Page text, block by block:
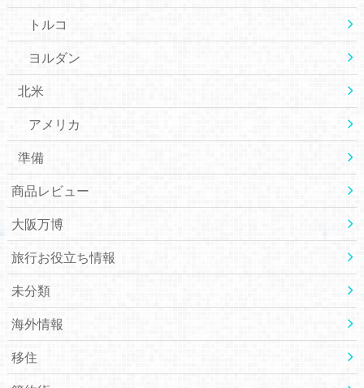
トルコ
ヨルダン
北米
アメリカ
準備
商品レビュー
大阪万博
旅行お役立ち情報
未分類
海外情報
移住